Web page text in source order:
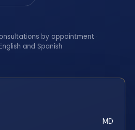
by appointment ·
and Spanish
MD